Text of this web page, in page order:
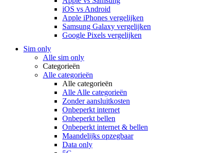
iOS vs Android
Apple iPhones vergelijken
Samsung Galaxy vergelijken
Google Pixels vergelijken
Sim only
Alle sim only
Categorieën
Alle categorieën
Alle categorieën
Alle Alle categorieën
Zonder aansluitkosten
Onbeperkt internet
Onbeperkt bellen
Onbeperkt internet & bellen
Maandelijks opzegbaar
Data only